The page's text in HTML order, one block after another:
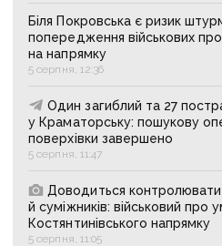
Біля Покровська є ризик
попередження військових
на напрямку
5 серпня, 12:36
Один загиблий та 27
у Краматорську: пошукову
поверхівки завершено
5 серпня, 11:47
Доводиться
й суміжників: військовий про
Костянтинівського напрямку
5 серпня, 11:05